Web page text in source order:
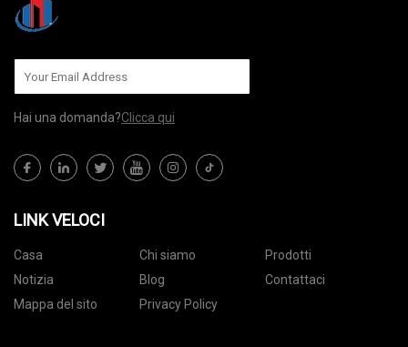
Hai una domanda?Clicca qui
LINK VELOCI
Casa Chi siamo
Prodotti
Notizia
Blog
Contattaci
Mappa del sito
Privacy Policy